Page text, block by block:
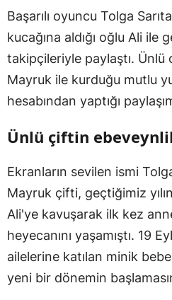
Başarılı oyuncu Tolga
kucağına aldığı oğlu Ali ile
takipçileriyle paylaştı. Ünlü
Mayruk ile kurduğu mutlu
hesabından yaptığı
Ünlü çiftin
Ekranların sevilen ismi
Mayruk çifti, geçtiğimiz
Ali'ye kavuşarak ilk kez
heyecanını yaşamıştı. 19
ailelerine katılan minik
yeni bir dönemin